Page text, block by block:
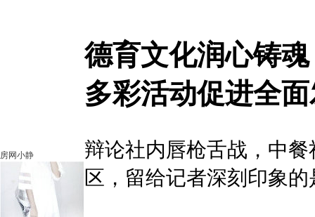
房网小静
德育文化润心铸魂
多彩活动促进全
辩论社内唇枪舌战，中
区，留给记者深刻印象